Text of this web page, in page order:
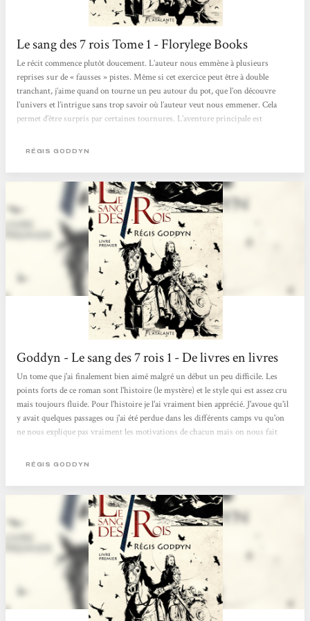
Le sang des 7 rois Tome 1 - Florylege Books
Le récit commence plutôt doucement. L’auteur nous emmène à plusieurs
reprises sur de « fausses » pistes. Même si cet exercice peut être à double
tranchant, j’aime quand on tourne un peu autour du pot, que l’on découvre
l’univers et l’intrigue sans trop savoir où l’auteur veut nous emmener. Cela
permet d’être surpris par certaines tournures. L’aventure principale est
principal. En effet, notre héros n’est pas des plus attirant au premier abord :
RÉGIS GODDYN
Goddyn - Le sang des 7 rois 1 - De livres en livres
Un tome que j'ai finalement bien aimé malgré un début un peu difficile. Les
points forts de ce roman sont l'histoire (le mystère) et le style qui est assez cru
mais toujours fluide. Pour l'histoire je l'ai vraiment bien apprécié. J'avoue qu'il
y avait quelques passages ou j'ai été perdue dans les différents camps vu qu'on
ne nous explique pas vraiment les motivations de chacun mais on nous fait
mystères sont peu à peu résolus et je pense qu'à la fin on a une assez bonne
RÉGIS GODDYN